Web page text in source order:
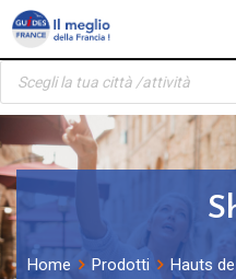
Pannello di gestione dei
Skip
content
Ricerca
prodotti
Home Prodotti Hauts